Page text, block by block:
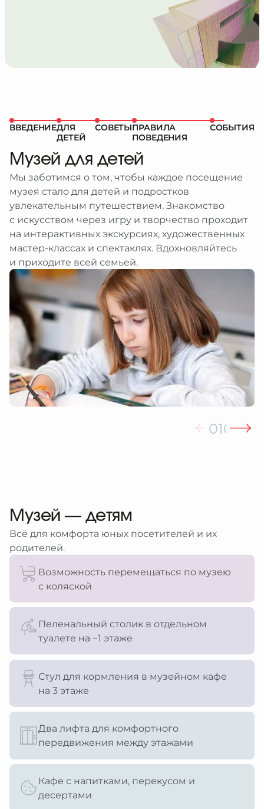
ВВЕДЕНИЕДЛЯ
ДЕТЕЙ
СОВЕТЫПРАВИЛА
ПОВЕДЕНИЯ
СОБЫТИЯ
Музей для детей
Мы заботимся о том, чтобы каждое посещение
музея стало для детей и подростков
увлекательным путешествием. Знакомство
с искусством через игру и творчество проходит
на интерактивных экскурсиях, художественных
мастер-классах и спектаклях. Вдохновляйтесь
и приходите всей семьей.
010203
Музей — детям
Всё для комфорта юных посетителей и их
родителей.
Возможность перемещаться по музею
с коляской
Пеленальный столик в отдельном
туалете на −1 этаже
Стул для кормления в музейном кафе
на 3 этаже
Два лифта для комфортного
передвижения между этажами
Кафе с напитками, перекусом и
десертами